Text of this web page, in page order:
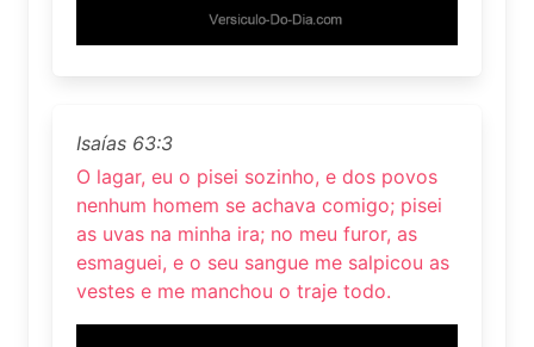
Isaías 63:3
O lagar, eu o pisei sozinho, e dos povos
nenhum homem se achava comigo; pisei
as uvas na minha ira; no meu furor, as
esmaguei, e o seu sangue me salpicou as
vestes e me manchou o traje todo.